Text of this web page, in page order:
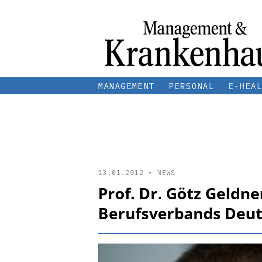
MANAGEMENT PERSONAL E-
13.01.2012 • NEWS
Prof. Dr. Götz
Berufsverbands